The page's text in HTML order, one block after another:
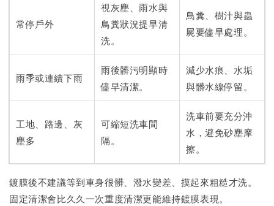
常停戶外
視灰塵、雨水與
鳥糞狀況提早清
洗。
鳥糞、樹汁與蟲
屍要儘早處理。
雨季或連續下雨
雨後髒污明顯時
儘早清潔。
減少水痕、水垢
與髒水線停留。
工地、路邊、灰
塵多
可縮短洗車間
隔。
洗車前要充分沖
水，避免砂塵摩
擦。
鍍膜後不建議等到車身很髒、潑水變差、摸起來粗糙才洗。
固定清潔會比久久一次重度清潔更能維持鍍膜表現。